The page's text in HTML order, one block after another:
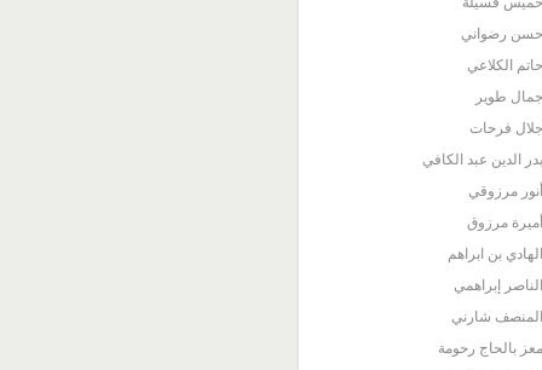
حسن رضواني
حاتم الكلاعي
جمال طوير
جلال فرحات
بدر الدين عبد الكافي
أنور مرزوقي
أميرة مرزوق
الهادي بن ابراهم
الناصر إبراهمي
المنصف شارني
معز بالحاج رحومة